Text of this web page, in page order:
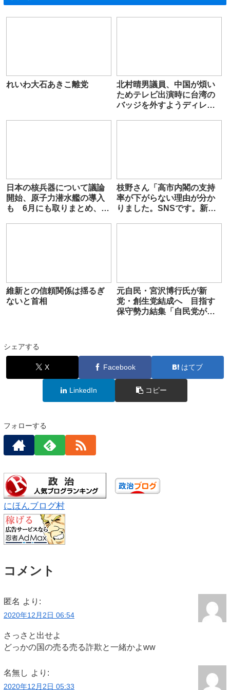
れいわ大石あきこ離党
北村晴男議員、中国が煩い
ためテレビ出演時に台湾の
バッジを外すようディレク
日本の核兵器について議論
開始、原子力潜水艦の導入
も 6月にも取りまとめ、維
枝野さん「高市内閣の支持
率が下がらない理由が分か
りました。SNSです。新聞
維新との信頼関係は揺るぎ
ないと首相
元自民・宮沢博行氏が新
党・創生党結成へ 目指す
保守勢力結集「自民党がい
シェアする
X Facebook はてブ
LinkedIn コピー
フォローする
にほんブログ村
コメント
匿名 より:
2020年12月2日 06:54
さっさと出せよ
どっかの国の売る売る詐欺と一緒かよww
名無し より:
2020年12月2日 05:33